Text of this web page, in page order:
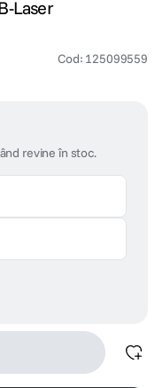
Laser
Cod: 125099559
revine în stoc.